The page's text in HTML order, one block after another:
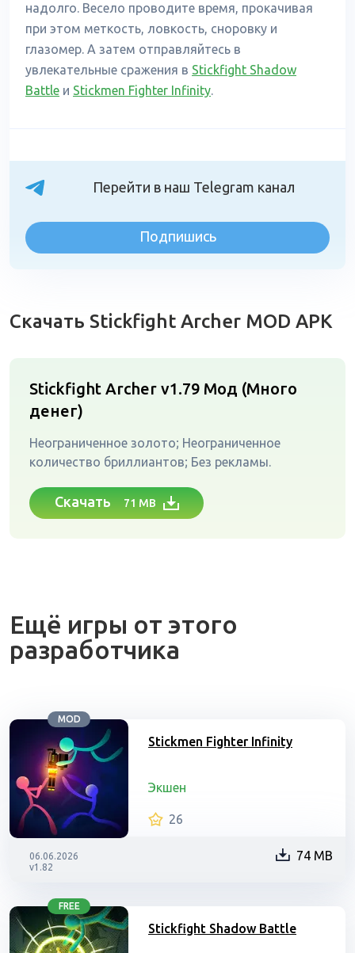
надолго. Весело проводите время, прокачивая
при этом меткость, ловкость, сноровку и
глазомер. А затем отправляйтесь в
увлекательные сражения в Stickfight Shadow
Battle и Stickmen Fighter Infinity.
Перейти в наш Telegram канал
Подпишись
Скачать Stickfight Archer MOD APK
Stickfight Archer v1.79 Мод (Много
денег)
Неограниченное золото; Неограниченное
количество бриллиантов; Без рекламы.
Скачать 71 MB
Ещё игры от этого
разработчика
MOD
Stickmen Fighter Infinity
Экшен
26
06.06.2026
v1.82
74 MB
FREE
Stickfight Shadow Battle